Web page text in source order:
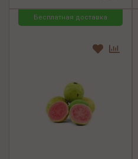
Бесплатная доставка